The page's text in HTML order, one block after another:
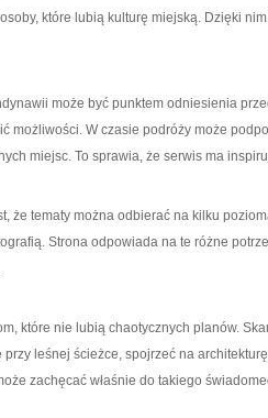
które lubią kulturę miejską. Dzięki
może być punktem odniesienia
możliwości. W czasie podróży może
miejsc. To sprawia, że serwis ma
że tematy można odbierać na kilku
Strona odpowiada na te różne
które nie lubią chaotycznych planów.
leśnej ścieżce, spojrzeć na
zachęcać właśnie do takiego